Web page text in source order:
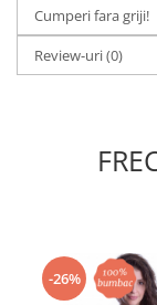
Cumperi fara griji!
Review-uri(0)
-26%